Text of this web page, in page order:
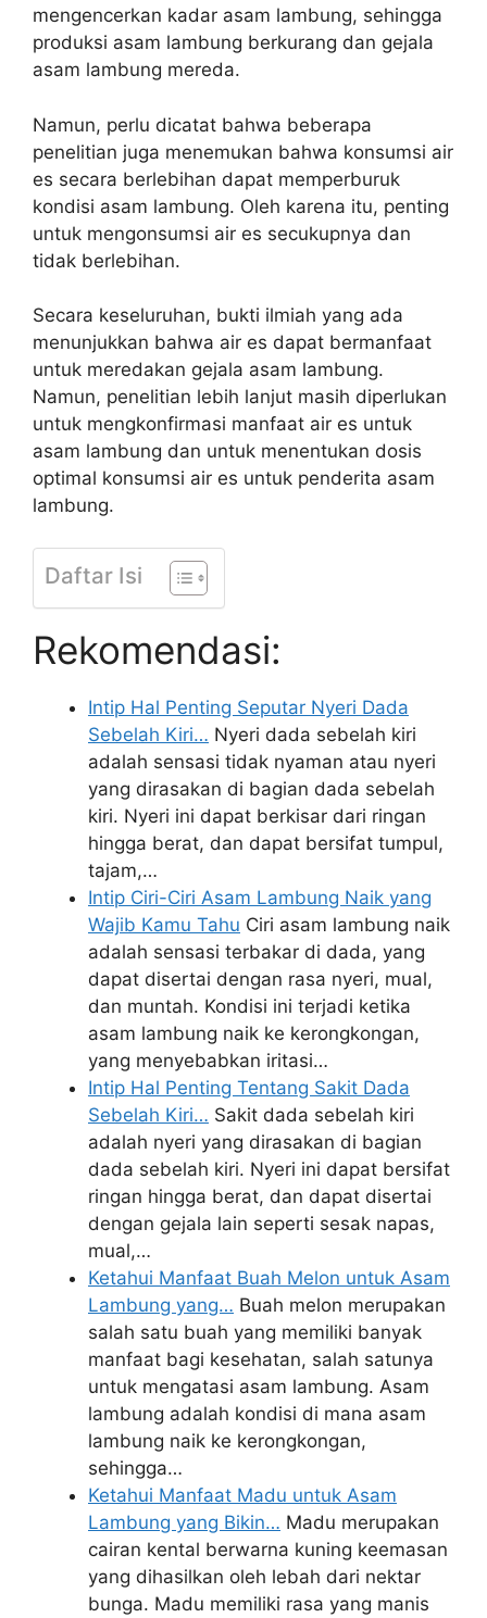
mengencerkan kadar asam lambung, sehingga
produksi asam lambung berkurang dan gejala
asam lambung mereda.
Namun, perlu dicatat bahwa beberapa
penelitian juga menemukan bahwa konsumsi air
es secara berlebihan dapat memperburuk
kondisi asam lambung. Oleh karena itu, penting
untuk mengonsumsi air es secukupnya dan
tidak berlebihan.
Secara keseluruhan, bukti ilmiah yang ada
menunjukkan bahwa air es dapat bermanfaat
untuk meredakan gejala asam lambung.
Namun, penelitian lebih lanjut masih diperlukan
untuk mengkonfirmasi manfaat air es untuk
asam lambung dan untuk menentukan dosis
optimal konsumsi air es untuk penderita asam
lambung.
Daftar Isi
Rekomendasi:
Intip Hal Penting Seputar Nyeri Dada
Sebelah Kiri… Nyeri dada sebelah kiri
adalah sensasi tidak nyaman atau nyeri
yang dirasakan di bagian dada sebelah
kiri. Nyeri ini dapat berkisar dari ringan
hingga berat, dan dapat bersifat tumpul,
tajam,…
Intip Ciri-Ciri Asam Lambung Naik yang
Wajib Kamu Tahu Ciri asam lambung naik
adalah sensasi terbakar di dada, yang
dapat disertai dengan rasa nyeri, mual,
dan muntah. Kondisi ini terjadi ketika
asam lambung naik ke kerongkongan,
yang menyebabkan iritasi…
Intip Hal Penting Tentang Sakit Dada
Sebelah Kiri… Sakit dada sebelah kiri
adalah nyeri yang dirasakan di bagian
dada sebelah kiri. Nyeri ini dapat bersifat
ringan hingga berat, dan dapat disertai
dengan gejala lain seperti sesak napas,
mual,…
Ketahui Manfaat Buah Melon untuk Asam
Lambung yang… Buah melon merupakan
salah satu buah yang memiliki banyak
manfaat bagi kesehatan, salah satunya
untuk mengatasi asam lambung. Asam
lambung adalah kondisi di mana asam
lambung naik ke kerongkongan,
sehingga…
Ketahui Manfaat Madu untuk Asam
Lambung yang Bikin… Madu merupakan
cairan kental berwarna kuning keemasan
yang dihasilkan oleh lebah dari nektar
bunga. Madu memiliki rasa yang manis